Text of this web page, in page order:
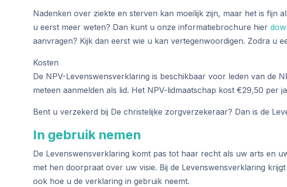
Nadenken over ziekte en sterven kan moeilijk zijn, maar het is fijn
u eerst meer weten? Dan kunt u onze informatiebrochure hier
aanvragen? Kijk dan eerst wie u kan vertegenwoordigen. Zodra u
Kosten
De NPV-Levenswensverklaring is beschikbaar voor leden van de
meteen aanmelden als lid. Het NPV-lidmaatschap kost €29,50 per
Bent u verzekerd bij De christelijke zorgverzekeraar? Dan is de
In gebruik nemen
De Levenswensverklaring komt pas tot haar recht als uw arts en
met hen doorpraat over uw visie. Bij de Levenswensverklaring
ook hoe u de verklaring in gebruik neemt.